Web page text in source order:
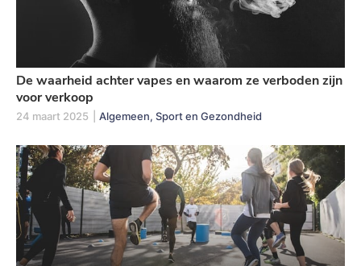
De waarheid achter vapes en waarom ze verboden zijn
voor verkoop
24 maart 2025 Algemeen, Sport en Gezondheid